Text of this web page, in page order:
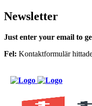
Newsletter
Just enter your email to
Fel: Kontaktformulär